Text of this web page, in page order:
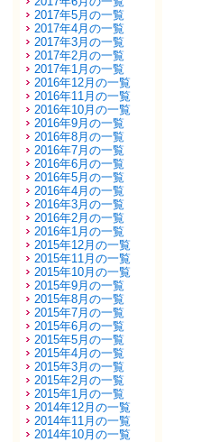
2017年5月の一覧
2017年4月の一覧
2017年3月の一覧
2017年2月の一覧
2017年1月の一覧
2016年12月の一覧
2016年11月の一覧
2016年10月の一覧
2016年9月の一覧
2016年8月の一覧
2016年7月の一覧
2016年6月の一覧
2016年5月の一覧
2016年4月の一覧
2016年3月の一覧
2016年2月の一覧
2016年1月の一覧
2015年12月の一覧
2015年11月の一覧
2015年10月の一覧
2015年9月の一覧
2015年8月の一覧
2015年7月の一覧
2015年6月の一覧
2015年5月の一覧
2015年4月の一覧
2015年3月の一覧
2015年2月の一覧
2015年1月の一覧
2014年12月の一覧
2014年11月の一覧
2014年10月の一覧